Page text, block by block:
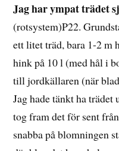
Jag har ympat trädet
(rotsystem)P22.
ett litet träd, bara 1-2 m
hink på 10 l (med hål i
till jordkällaren (när
Jag hade tänkt ha trädet
tog fram det för sent
snabba på blomningen